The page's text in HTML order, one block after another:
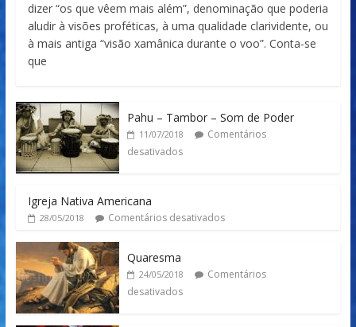
dizer “os que vêem mais além”, denominação que poderia
aludir à visões proféticas, à uma qualidade clarividente, ou
à mais antiga “visão xamânica durante o voo”. Conta-se
que
Pahu – Tambor – Som de Poder
11/07/2018
Comentários
desativados
Igreja Nativa Americana
28/05/2018 Comentários desativados
Quaresma
24/05/2018
Comentários
desativados